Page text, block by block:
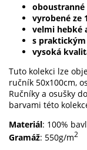
oboustranné
vyrobené ze
velmi hebké
s
vysoká
Tuto kolekci lze
ručník 50x100cm,
Ručníky a osušky
barvami této
Materiál: 100%
Gramáž: 550g/m2